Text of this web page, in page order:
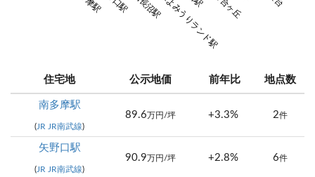
京王よみうりランド駅
住宅地 公示地価 前年比 地点数
南多摩駅
(JR JR南武線)
89.6 万円/坪 +3.3% 2件
矢野口駅
(JR JR南武線)
90.9 万円/坪 +2.8% 6件